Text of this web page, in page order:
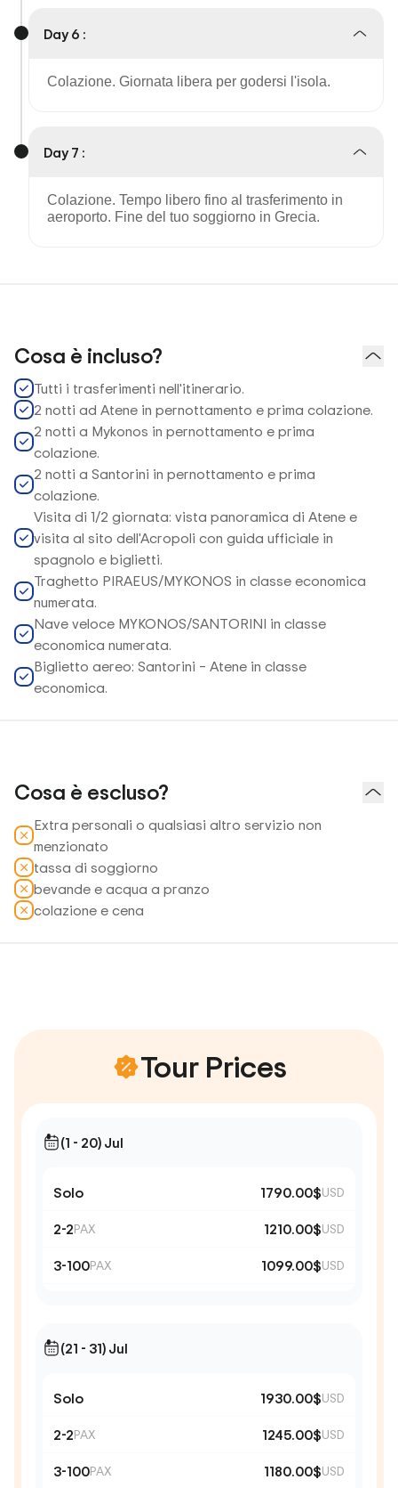
Day 6 :
Colazione. Giornata libera per godersi l'isola.
Day 7 :
Colazione. Tempo libero fino al trasferimento in
aeroporto. Fine del tuo soggiorno in Grecia.
Cosa è incluso?
Tutti i trasferimenti nell'itinerario.
2 notti ad Atene in pernottamento e prima colazione.
2 notti a Mykonos in pernottamento e prima
colazione.
2 notti a Santorini in pernottamento e prima
colazione.
Visita di 1/2 giornata: vista panoramica di Atene e
visita al sito dell'Acropoli con guida ufficiale in
spagnolo e biglietti.
Traghetto PIRAEUS/MYKONOS in classe economica
numerata.
Nave veloce MYKONOS/SANTORINI in classe
economica numerata.
Biglietto aereo: Santorini – Atene in classe
economica.
Cosa è escluso?
Extra personali o qualsiasi altro servizio non
menzionato
tassa di soggiorno
bevande e acqua a pranzo
colazione e cena
Tour Prices
(1 - 20) Jul
Solo 1790.00$USD
2-2PAX 1210.00$USD
3-100PAX 1099.00$USD
(21 - 31) Jul
Solo 1930.00$USD
2-2PAX 1245.00$USD
3-100PAX 1180.00$USD